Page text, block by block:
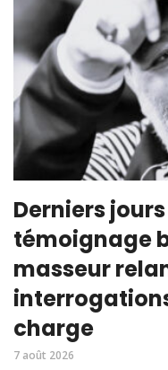
Derniers
témoignage
masseur
charge
7 août 2026